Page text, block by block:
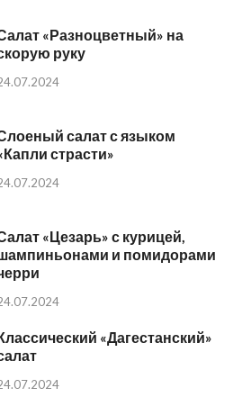
«Разноцветный» на
руку
салат с языком
страсти»
«Цезарь» с курицей,
и помидорами
«Дагестанский»